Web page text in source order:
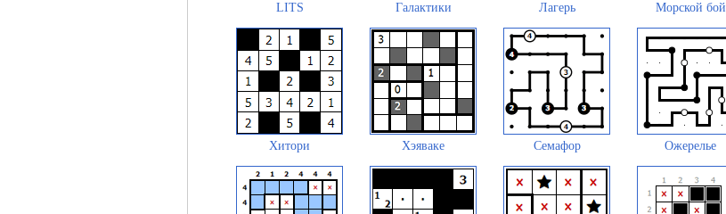
LITS Галактики Лагерь Морской бой
Хитори Хэяваке Семафор Ожерелье